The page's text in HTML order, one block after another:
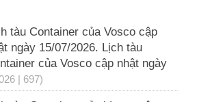
tàu Container của Vosco cập
ngày 15/07/2026. Lịch tàu
của Vosco cập nhật ngày
| 697)